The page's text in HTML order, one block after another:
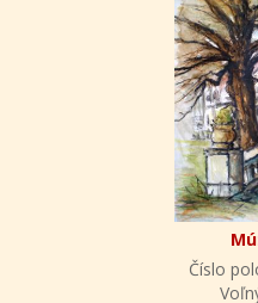
Číslo